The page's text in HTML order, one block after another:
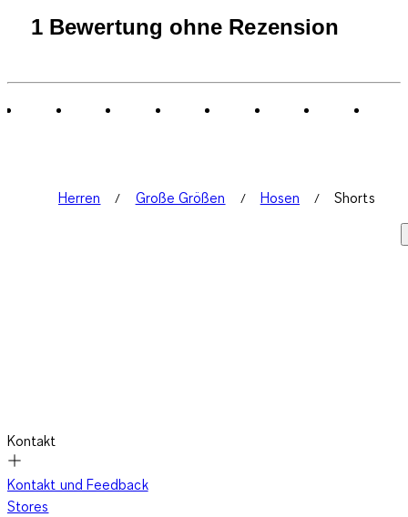
1 Bewertung ohne Rezension
Herren Große Größen Hosen Shorts
Kontakt
Kontakt und Feedback
Stores